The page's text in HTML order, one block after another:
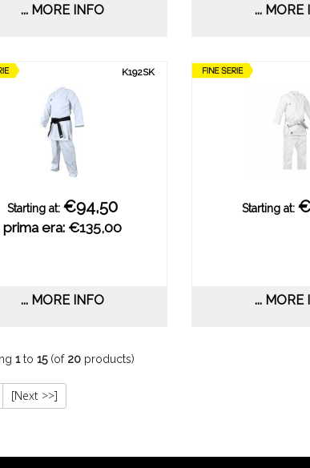
... MORE INFO ... MORE
K192SK
Starting at: €94,50
prima era: €135,00
... MORE INFO
Starting at:
... MORE
1to 15(of 20products)
[Next >>]